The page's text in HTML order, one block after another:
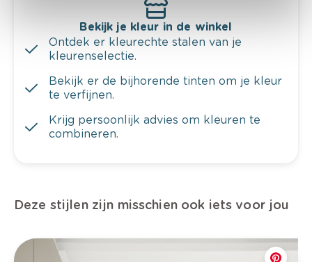
Bekijk je kleur in de winkel
Ontdek er kleurechte stalen van je
kleurenselectie.
Bekijk er de bijhorende tinten om je kleur
te verfijnen.
Krijg persoonlijk advies om kleuren te
combineren.
Deze stijlen zijn misschien ook iets voor jou